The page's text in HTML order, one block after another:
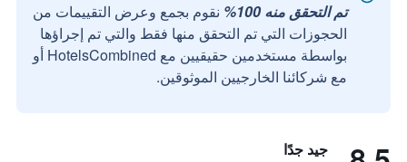
تم التحقق منه 100%
نقوم بجمع وعرض التقييمات من
الحجوزات التي تم التحقق منها فقط والتي تم إجراؤها
بواسطة مستخدمين حقيقيين مع HotelsCombined أو
مع شركائنا الخارجيين الموثوقين.
جيد جدًا